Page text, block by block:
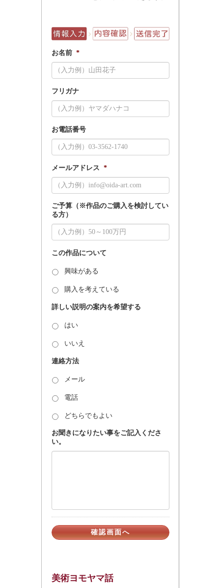
お名前 *
フリガナ
お電話番号
メールアドレス *
ご予算（※作品のご購入を検討してい
る方）
この作品について
興味がある
購入を考えている
詳しい説明の案内を希望する
はい
いいえ
連絡方法
メール
電話
どちらでもよい
お聞きになりたい事をご記入くださ
い。
美術ヨモヤマ話